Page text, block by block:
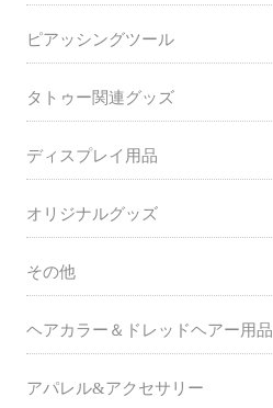
ピアッシングツール
タトゥー関連グッズ
ディスプレイ用品
オリジナルグッズ
その他
ヘアカラー＆ドレッドヘアー用品
アパレル&アクセサリー